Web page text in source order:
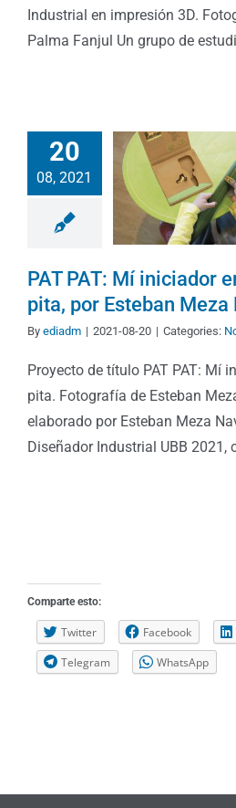
Industrial en impresión 3D.
Palma Fanjul Un grupo de
20
08, 2021
PAT PAT: Mí iniciador
pita, por Esteban
By ediadm | 2021-08-20 | Categories:
Proyecto de título PAT PAT: Mí
pita. Fotografía de Esteban
elaborado por Esteban Meza
Diseñador Industrial UBB 2021,
Comparte esto:
Twitter Facebook
Telegram
WhatsApp